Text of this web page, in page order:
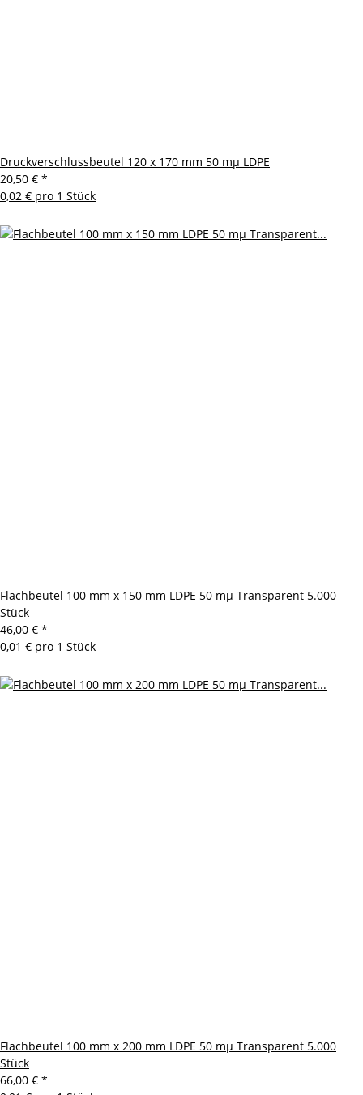
Druckverschlussbeutel 120 x 170 mm 50 mµ LDPE
20,50 € *
0,02 € pro 1 Stück
Flachbeutel 100 mm x 150 mm LDPE 50 mµ Transparent 5.000
Stück
46,00 € *
0,01 € pro 1 Stück
Flachbeutel 100 mm x 200 mm LDPE 50 mµ Transparent 5.000
Stück
66,00 € *